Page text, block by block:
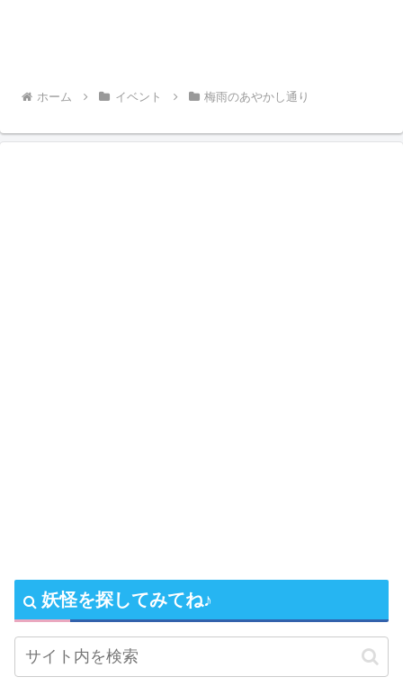
ホーム イベント 梅雨のあやかし通り
妖怪を探してみてね♪